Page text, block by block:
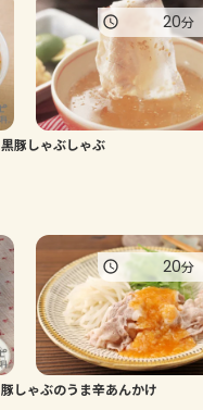
黒豚しゃぶしゃぶ
20分
豚しゃぶのうま辛あんかけ
20分